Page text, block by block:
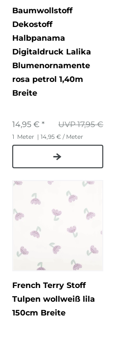
Baumwollstoff
Dekostoff
Halbpanama
Digitaldruck Lalika
Blumenornamente
rosa petrol 1,40m
Breite
UVP 17,95 €
14,95 € *
1 Meter | 14,95 € / Meter
French Terry Stoff
Tulpen wollweiß lila
150cm Breite